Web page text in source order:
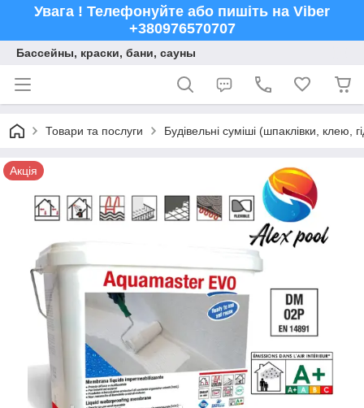
Увага ! Телефонуйте або пишіть на Viber
+380976570707
Бассейны, краски, бани, сауны
Товари та послуги Будівельні суміші (шпаклівки, клею,
Акція